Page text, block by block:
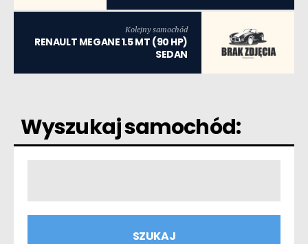
Kolejny samochód
RENAULT MEGANE 1.5 MT (90 HP)
SEDAN
Wyszukaj samochód: